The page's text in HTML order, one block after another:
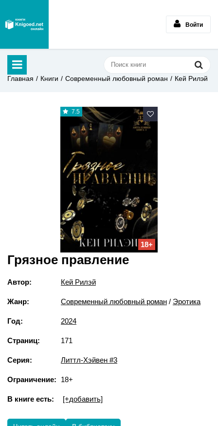
Войти
Главная Книги Современный любовный роман Кей Рилэй
7.5
18+
Грязное правление
Автор: Кей Рилэй
Жанр: Современный любовный роман / Эротика
Год: 2024
Страниц: 171
Серия: Литтл-Хэйвен #3
Ограничение: 18+
В книге есть: [+добавить]